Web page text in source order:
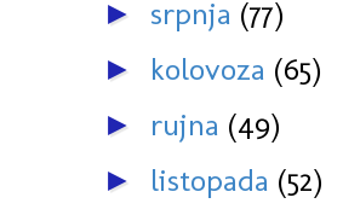
► srpnja (77)
► kolovoza (65)
► rujna (49)
► listopada (52)